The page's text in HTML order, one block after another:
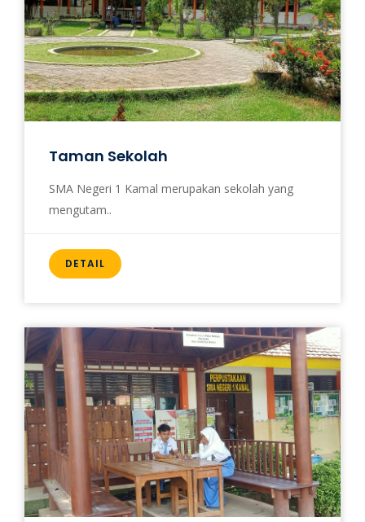
Taman Sekolah
SMA Negeri 1 Kamal merupakan sekolah yang
mengutam..
DETAIL